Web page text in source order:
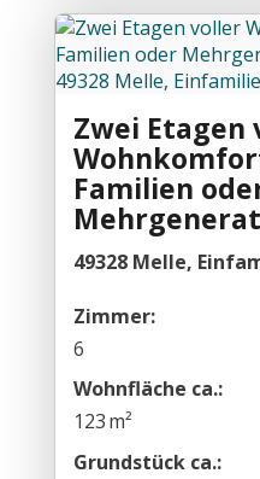
Zwei Etagen
Familien
49328 Melle,
Zimmer:
6
Wohnfläche ca.:
123 m²
Grund­stück ca.: